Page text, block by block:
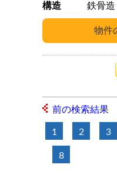
構造
鉄骨造
前の検索結果
1 2 3
8